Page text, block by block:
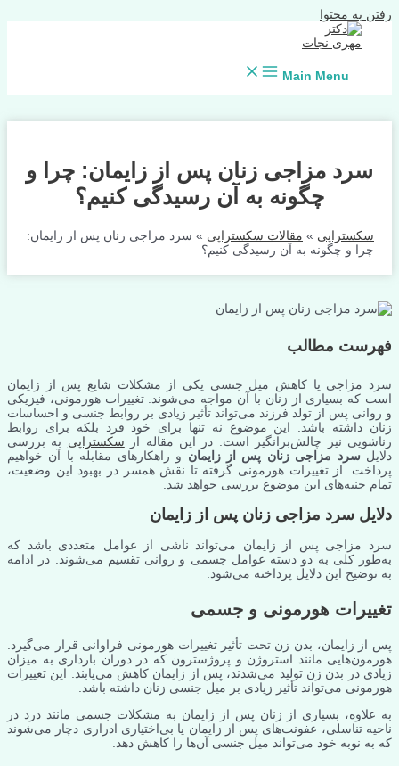
رفتن به محتوا
Main Menu
سرد مزاجی زنان پس از زایمان: چرا و
چگونه به آن رسیدگی کنیم؟
سکستراپی » مقالات سکستراپی » سرد مزاجی زنان پس از زایمان:
چرا و چگونه به آن رسیدگی کنیم؟
فهرست مطالب
سرد مزاجی یا کاهش میل جنسی یکی از مشکلات شایع پس از زایمان
است که بسیاری از زنان با آن مواجه می‌شوند. تغییرات هورمونی، فیزیکی
و روانی پس از تولد فرزند می‌تواند تأثیر زیادی بر روابط جنسی و احساسات
زنان داشته باشد. این موضوع نه تنها برای خود فرد بلکه برای روابط
زناشویی نیز چالش‌برانگیز است. در این مقاله از سکستراپی به بررسی
دلایل سرد مزاجی زنان پس از زایمان و راهکارهای مقابله با آن خواهیم
پرداخت. از تغییرات هورمونی گرفته تا نقش همسر در بهبود این وضعیت،
تمام جنبه‌های این موضوع بررسی خواهد شد.
دلایل سرد مزاجی زنان پس از زایمان
سرد مزاجی پس از زایمان می‌تواند ناشی از عوامل متعددی باشد که
به‌طور کلی به دو دسته عوامل جسمی و روانی تقسیم می‌شوند. در ادامه
به توضیح این دلایل پرداخته می‌شود.
تغییرات هورمونی و جسمی
پس از زایمان، بدن زن تحت تأثیر تغییرات هورمونی فراوانی قرار می‌گیرد.
هورمون‌هایی مانند استروژن و پروژسترون که در دوران بارداری به میزان
زیادی در بدن زن تولید می‌شدند، پس از زایمان کاهش می‌یابند. این تغییرات
هورمونی می‌تواند تأثیر زیادی بر میل جنسی زنان داشته باشد.
به علاوه، بسیاری از زنان پس از زایمان به مشکلات جسمی مانند درد در
ناحیه تناسلی، عفونت‌های پس از زایمان یا بی‌اختیاری ادراری دچار می‌شوند
که به نوبه خود می‌تواند میل جنسی آن‌ها را کاهش دهد.